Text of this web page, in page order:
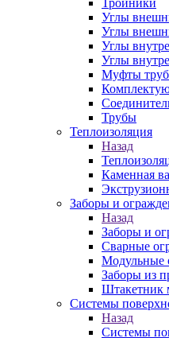
Тройники
Углы
Углы
Углы
Углы
Муфты
Трубы
Теплоизоляция
Назад
Каменная
Заборы и
Назад
Заборы и
Сварные
Модульные
Заборы из
Штакетник
Системы
Назад
Системы